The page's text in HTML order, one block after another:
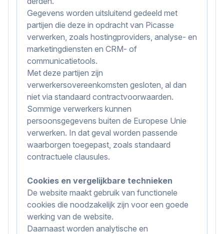
Gegevens worden uitsluitend gedeeld met
partijen die deze in opdracht van Picasse
verwerken, zoals hostingproviders, analyse- en
marketingdiensten en CRM- of
communicatietools.
Met deze partijen zijn
verwerkersovereenkomsten gesloten, al dan
niet via standaard contractvoorwaarden.
Sommige verwerkers kunnen
persoonsgegevens buiten de Europese Unie
verwerken. In dat geval worden passende
waarborgen toegepast, zoals standaard
contractuele clausules.
Cookies en vergelijkbare technieken
De website maakt gebruik van functionele
cookies die noodzakelijk zijn voor een goede
werking van de website.
Daarnaast worden analytische en